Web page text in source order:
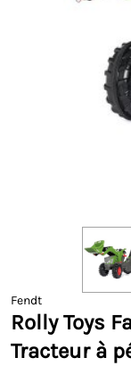
Fendt
Rolly Toys
Tracteur à